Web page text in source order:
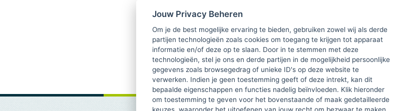
Jouw Privacy Beheren
Om je de best mogelijke ervaring te bieden, gebruiken zowel wij als derde
partijen technologieën zoals cookies om toegang te krijgen tot apparaat
informatie en/of deze op te slaan. Door in te stemmen met deze
technologieën, stel je ons en derde partijen in de mogelijkheid persoonlijke
gegevens zoals browsegedrag of unieke ID's op deze website te
verwerken. Indien je geen toestemming geeft of deze intrekt, kan dit
bepaalde eigenschappen en functies nadelig beïnvloeden. Klik hieronder
om toestemming te geven voor het bovenstaande of maak gedetailleerde